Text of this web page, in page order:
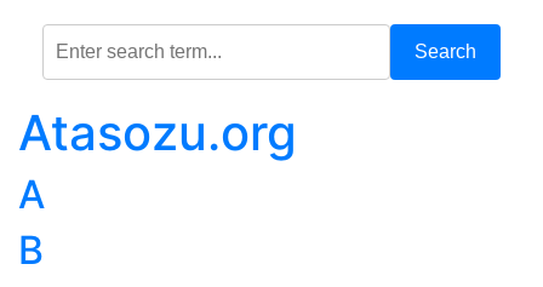
Search
Atasozu.org
A
B